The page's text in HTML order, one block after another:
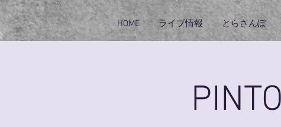
HOME ライブ情報 とらさんぽ